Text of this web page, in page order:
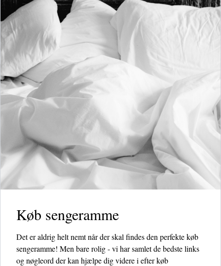
Køb sengeramme
Det er aldrig helt nemt når der skal findes den perfekte køb
sengeramme! Men bare rolig - vi har samlet de bedste links
og nøgleord der kan hjælpe dig videre i efter køb